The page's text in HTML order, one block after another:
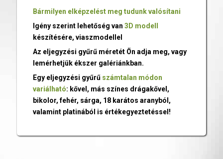
Bármilyen elképzelést meg tudunk valósítani
Igény szerint lehetőség van 3D modell
készítésére, viaszmodellel
Az eljegyzési gyűrű méretét Ön adja meg, vagy
lemérhetjük ékszer galériánkban.
Egy eljegyzési gyűrű számtalan módon
variálható: kővel, más színes drágakővel,
bikolor, fehér, sárga, 18 karátos aranyból,
valamint platinából is értékegyeztetéssel!